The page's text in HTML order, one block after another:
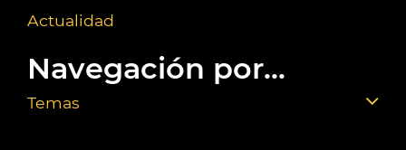
Actualidad
Navegación por...
Temas